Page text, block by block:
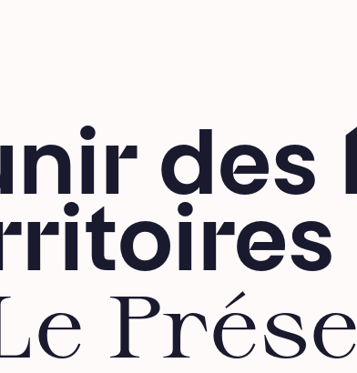
des